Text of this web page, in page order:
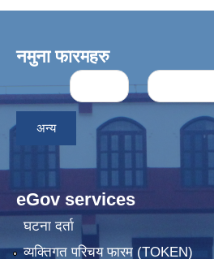
नमुना फारमहरु
Pages
अन्य
eGov services
घटना दर्ता
व्यक्तिगत परिचय फारम (TOKEN)